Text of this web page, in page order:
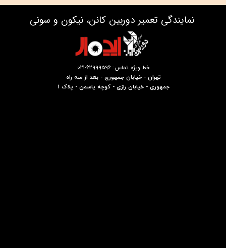
نمایندگی تعمیر دوربین کانن، نیکون و سونی
خط ویژه تماس: 62999596-021
تهران - خیابان جمهوری - بعد از سه راه
جمهوری - خیابان رازی - کوچه یاسمن - پلاک 1